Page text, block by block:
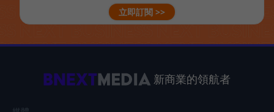
立即訂閱 >>
新商業的領航者